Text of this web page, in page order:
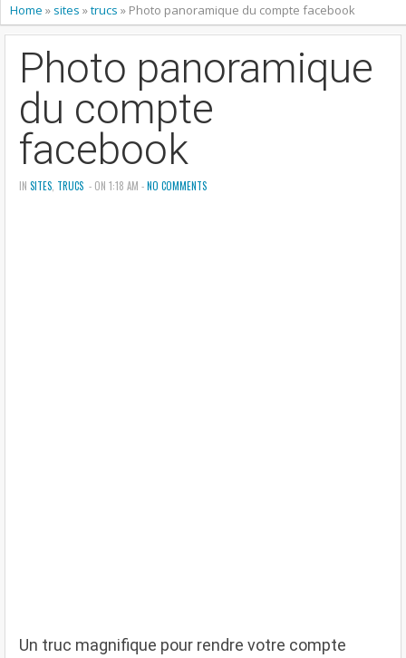
Home » sites »trucs » Photo panoramique du compte facebook
Photo panoramique
du compte
facebook
IN SITES TRUCS - ON 1:18 AM -NO COMMENTS
Un truc magnifique pour rendre votre compte